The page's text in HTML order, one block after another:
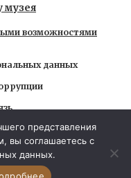
музея
возможностями
данных
на сайте
запрещено
заповедник Л.Н.
защищены
представления
вы соглашаетесь с
данных.